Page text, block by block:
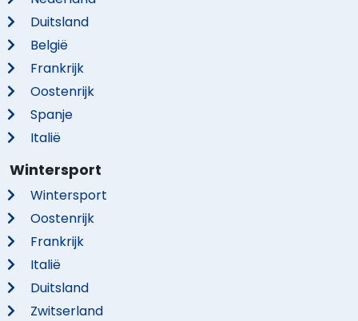
Duitsland
België
Frankrijk
Oostenrijk
Spanje
Italië
Wintersport
Wintersport
Oostenrijk
Frankrijk
Italië
Duitsland
Zwitserland